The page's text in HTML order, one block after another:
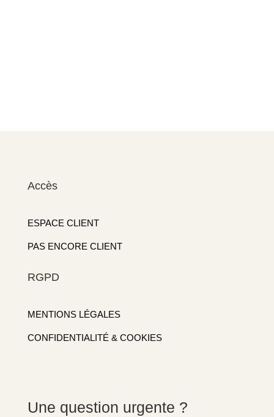
Accès
ESPACE CLIENT
PAS ENCORE CLIENT
RGPD
MENTIONS LÉGALES
CONFIDENTIALITÉ & COOKIES
Une question urgente ?